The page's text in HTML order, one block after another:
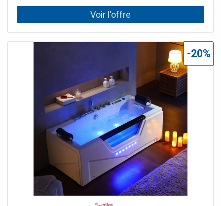
offre le contrôle sur
-20%